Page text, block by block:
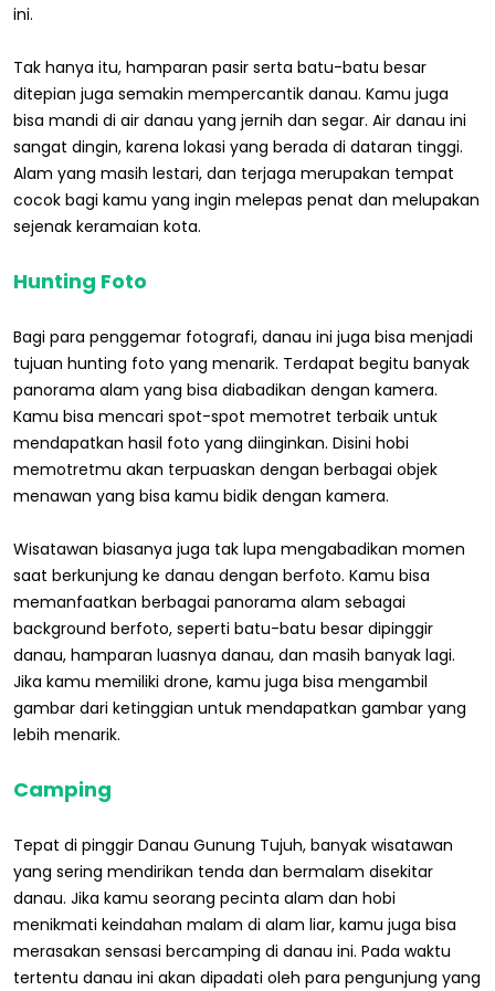
ini.
Tak hanya itu, hamparan pasir serta batu-batu besar
ditepian juga semakin mempercantik danau. Kamu juga
bisa mandi di air danau yang jernih dan segar. Air danau ini
sangat dingin, karena lokasi yang berada di dataran tinggi.
Alam yang masih lestari, dan terjaga merupakan tempat
cocok bagi kamu yang ingin melepas penat dan melupakan
sejenak keramaian kota.
Hunting Foto
Bagi para penggemar fotografi, danau ini juga bisa menjadi
tujuan hunting foto yang menarik. Terdapat begitu banyak
panorama alam yang bisa diabadikan dengan kamera.
Kamu bisa mencari spot-spot memotret terbaik untuk
mendapatkan hasil foto yang diinginkan. Disini hobi
memotretmu akan terpuaskan dengan berbagai objek
menawan yang bisa kamu bidik dengan kamera.
Wisatawan biasanya juga tak lupa mengabadikan momen
saat berkunjung ke danau dengan berfoto. Kamu bisa
memanfaatkan berbagai panorama alam sebagai
background berfoto, seperti batu-batu besar dipinggir
danau, hamparan luasnya danau, dan masih banyak lagi.
Jika kamu memiliki drone, kamu juga bisa mengambil
gambar dari ketinggian untuk mendapatkan gambar yang
lebih menarik.
Camping
Tepat di pinggir Danau Gunung Tujuh, banyak wisatawan
yang sering mendirikan tenda dan bermalam disekitar
danau. Jika kamu seorang pecinta alam dan hobi
menikmati keindahan malam di alam liar, kamu juga bisa
merasakan sensasi bercamping di danau ini. Pada waktu
tertentu danau ini akan dipadati oleh para pengunjung yang